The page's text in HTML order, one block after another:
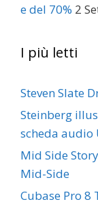
e del 70% 2
I più letti
Steven Slate
Steinberg
scheda audio
Mid Side
Mid-Side
Cubase Pro 8